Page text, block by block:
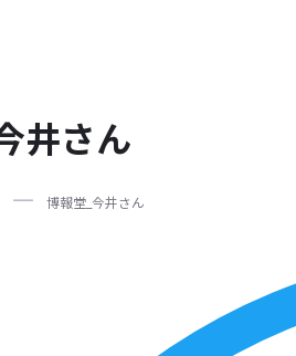
井さん
博報堂_今井さん